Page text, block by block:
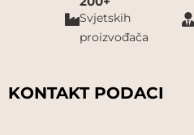
Svjetskih
proizvođača
KONTAKT PODACI